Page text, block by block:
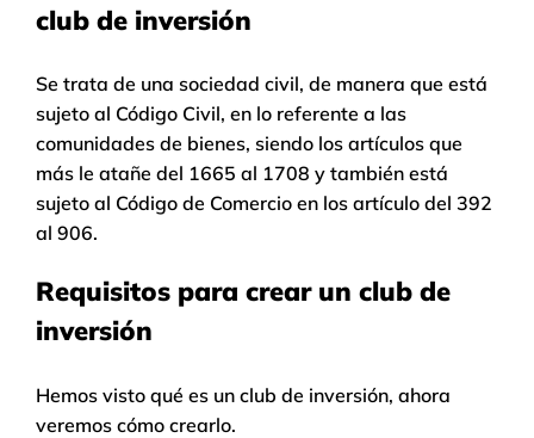
club de inversión
Se trata de una sociedad civil, de manera que está
sujeto al Código Civil, en lo referente a las
comunidades de bienes, siendo los artículos que
más le atañe del 1665 al 1708 y también está
sujeto al Código de Comercio en los artículo del 392
al 906.
Requisitos para crear un club de
inversión
Hemos visto qué es un club de inversión, ahora
veremos cómo crearlo.